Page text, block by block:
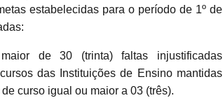
estabelecidas para o período de 1º de
de 30 (trinta) faltas injustificadas
das Instituições de Ensino mantidas
curso igual ou maior a 03 (três).